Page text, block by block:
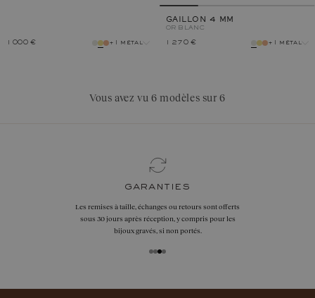
1 000 € +1 métal
GAILLON 4 MM
OR BLANC
1 270 € +1 métal
Vous avez vu 6 modèles sur 6
garanties
Les remises à taille, échanges ou retours sont offerts
sous 30 jours après réception, y compris pour les
bijoux gravés, si non portés.